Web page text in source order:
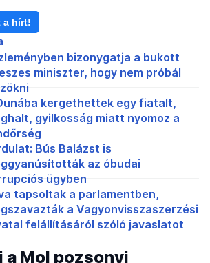
a hírt!
bizonygatja a bukott
miniszter, hogy nem próbál
kergethettek egy fiatalt,
gyilkosság miatt nyomoz a
Bús Balázst is
az óbudai
ügyben
tapsoltak a parlamentben,
a Vagyonvisszaszerzési
felállításáról szóló javaslatot
a Mol pozsonyi